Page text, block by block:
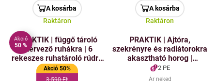
A kosárba
Raktáron
A kosárba
Raktáron
Akció
50 %
PRAKTIK | függő tároló
szervező ruhákra | 6
rekeszes ruhatároló rúdra
a szekrényhez | 121 cm |
zöld
Akció 50%
PRAKTIK | Ajtóra,
szekrényre és radiátorokra
akasztható horog |
univerzális használat | 2 db
| 7 cm
2 PE
Ár neked